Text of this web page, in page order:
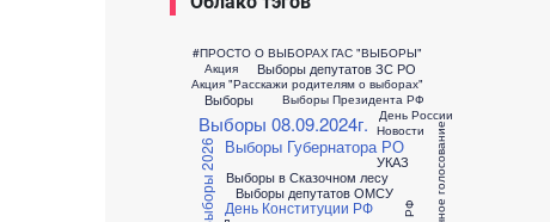
#ПРОСТО О ВЫБОРАХ
Акция
Акция "Расскажи родителям о выборах"
Выборы
Выборы депутатов ЗС РО
Выборы 08.09.2024г.
Выборы 2026 Выборы Губернатора РО
Выборы Президента РФ
Выборы в Сказочном лесу
Выборы депутатов ОМСУ
ГАС "ВЫБОРЫ"
День Конституции РФ
День России
Досрочное голосование
Новости
УКАЗ